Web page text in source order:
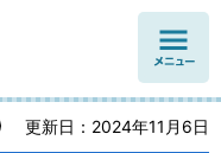
更新日：2024年11月6日